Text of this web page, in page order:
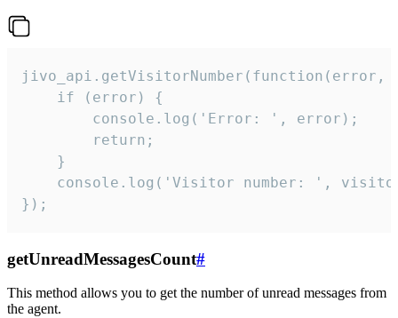
jivo_api.getVisitorNumber(function(error,
    if (error) {
        console.log('Error: ', error);
        return;
    }
console.log('Visitor number: ',
});
getUnreadMessagesCount#
This method allows you to get the number of unread messages from
the agent.